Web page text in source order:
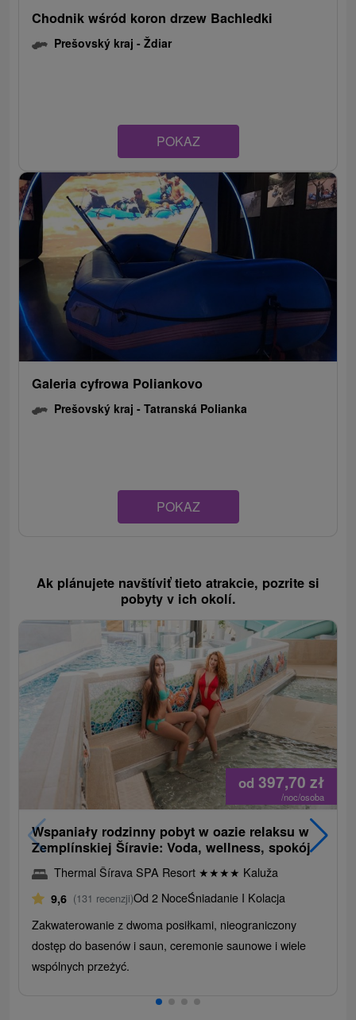
Chodnik wśród koron drzew Bachledki
Prešovský kraj -Ždiar
POKAZ
Galeria cyfrowa Poliankovo
Prešovský kraj -Tatranská Polianka
POKAZ
Ak plánujete navštíviť tieto atrakcie, pozrite si
pobyty v ich okolí.
od 397,70zł
/noc/osoba
Wspaniały rodzinny pobyt w oazie relaksu w
Zemplínskiej Šíravie: Voda, wellness, spokój
Thermal Šírava SPA Resort ★★★★ Kaluža
9,6 (131 recenzji)Od 2 NoceŚniadanie I Kolacja
Zakwaterowanie z dwoma posiłkami, nieograniczony
dostęp do basenów i saun, ceremonie saunowe i wiele
wspólnych przeżyć.